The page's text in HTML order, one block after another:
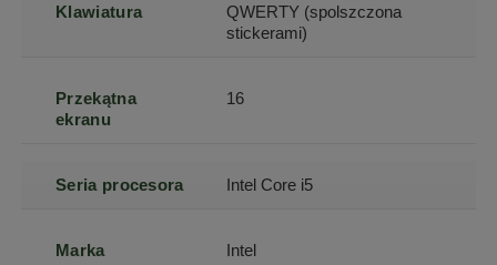
Klawiatura
QWERTY (spolszczona
stickerami)
Przekątna
ekranu
16
Seria procesora Intel Core i5
Marka
Intel